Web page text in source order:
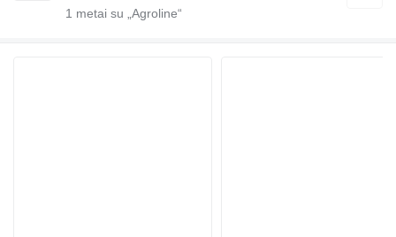
1 metai su „Agroline“